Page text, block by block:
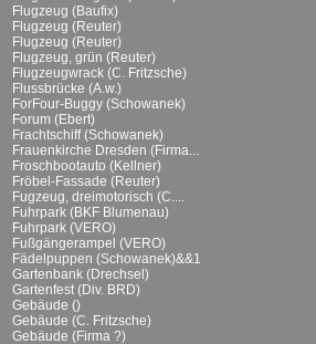
Flugzeug (Baufix)
Flugzeug (Reuter)
Flugzeug (Reuter)
Flugzeug, grün (Reuter)
Flugzeugwrack (C. Fritzsche)
Flussbrücke (A.w.)
ForFour-Buggy (Schowanek)
Forum (Ebert)
Frachtschiff (Schowanek)
Frauenkirche Dresden (Firma...
Froschbootauto (Kellner)
Fröbel-Fassade (Reuter)
Fugzeug, dreimotorisch (C....
Fuhrpark (BKF Blumenau)
Fuhrpark (VERO)
Fußgängerampel (VERO)
Fädelpuppen (Schowanek)&&1
Gartenbank (Drechsel)
Gartenfest (Div. BRD)
Gebäude ()
Gebäude (C. Fritzsche)
Gebäude (Firma ?)